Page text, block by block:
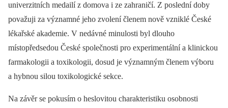
univerzitních medailí z domova i ze zahraničí. Z poslední doby
považuji za významné jeho zvolení členem nově vzniklé České
lékařské akademie. V nedávné minulosti byl dlouho
místopředsedou České společnosti pro experimentální a klinickou
farmakologii a toxikologii, dosud je významným členem výboru
a hybnou silou toxikologické sekce.
Na závěr se pokusím o heslovitou charakteristiku osobnosti